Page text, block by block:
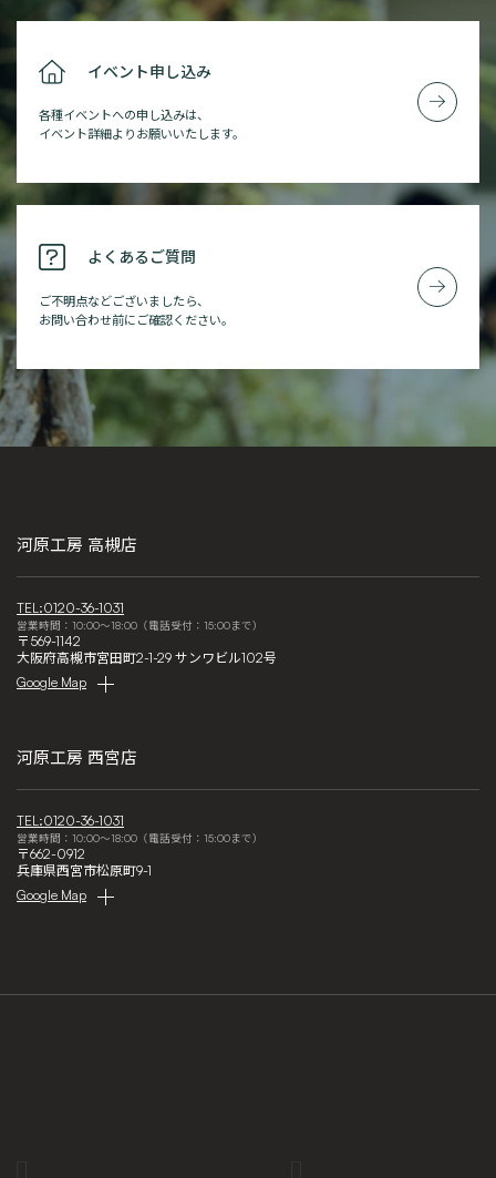
イベント申し込み
各種イベントへの申し込みは、
イベント詳細よりお願いいたします。
よくあるご質問
ご不明点などございましたら、
お問い合わせ前にご確認ください。
河原工房 高槻店
TEL:0120-36-1031
営業時間：10:00～18:00（電話受付：15:00まで）
〒569-1142
大阪府高槻市宮田町2-1-29 サンワビル102号
Google Map
河原工房 西宮店
TEL:0120-36-1031
営業時間：10:00～18:00（電話受付：15:00まで）
〒662-0912
兵庫県西宮市松原町9-1
Google Map